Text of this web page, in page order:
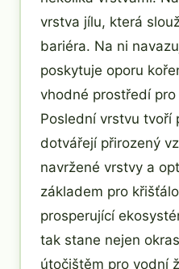
vrstva jílu, která
bariéra. Na ni
poskytuje oporu
vhodné prostředí
Poslední vrstvu tvoří
dotvářejí přirozený
navržené vrstvy a
základem pro
prosperující
tak stane nejen
útočištěm pro vodní